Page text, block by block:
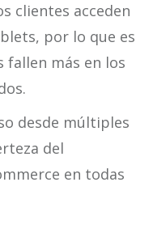
clientes acceden
por lo que es
fallen más en los
desde múltiples
del
en todas